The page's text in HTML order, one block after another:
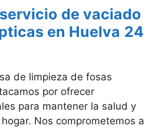
de vaciado
en Huelva 24
de limpieza de fosas
por ofrecer
para mantener la salud y
Nos comprometemos a